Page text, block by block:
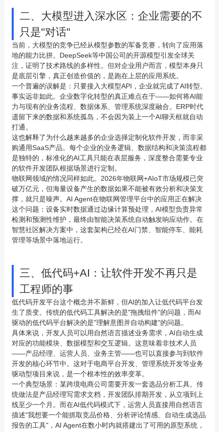
二、大模型进入深水区：企业需要的不
只是"对话"
当前，大模型的竞争已经从模型参数的军备竞赛，转向了应用落
地的能力比拼。DeepSeek等中国公司的开源模型引发全球关
注，证明了技术路线的多样性。但对企业用户而言，模型本身只
是底层引擎，真正创造价值的，是跑在上层的应用系统。
一个普遍的误解是：只要接入大模型API，企业就完成了AI转型。
事实远非如此。企业数字化转型的真正难点在于——如何将AI能
力与现有的业务流程、数据体系、管理系统深度融合。ERP时代
遗留下来的数据和系统孤岛，不会因为装上一个AI聊天框就自动
打通。
这也解释了为什么越来越多的企业选择定制化软件开发，而非采
购通用SaaS产品。每个企业的业务逻辑、数据结构和决策流程都
是独特的，标准化的AI工具只能在表层服务，深度整合需要专业
的软件开发团队根据场景进行定制。
物联网领域的情况同样如此。2026年物联网+AIoT市场规模已突
破万亿元，但海量设备产生的数据如果不能被有效分析和决策支
撑，就只是噪声。AI Agent在物联网管理平台中的应用正在解决
这个问题：设备实时数据通过边缘计算预处理，AI模型负责异常
检测和预测性维护，最终由智能决策系统自动触发响应动作。在
智慧社区解决方案中，这套架构已经在AI门禁、智能停车、能耗
管理等场景中落地运行。
三、低代码+AI：让软件开发不再只是
工程师的事
低代码开发平台这个概念并不新鲜，但AI的加入让低代码平台发
生了质变。传统的低代码工具解决的是"拖拽组件"的问题，而AI
驱动的低代码平台解决的是"理解意图并自动构建"的问题。
具体来说，开发人员可以用自然语言描述业务需求，AI自动生成
对应的功能模块、数据模型和交互逻辑。这意味着非技术人员
——产品经理、运营人员、业务主管——也可以直接参与到软件
开发的核心环节中。这对于电商平台开发、管理系统开发等业务
驱动型项目来说，是一个根本性的效率变革。
一个典型场景：某跨境电商公司需要开发一套选品分析工具。传
统做法是产品经理写需求文档，开发团队排期开发，从立项到上
线至少一个月。而在AI低代码模式下，运营人员直接用自然语言
描述"我想要一个能抓取竞品价格、分析评论情感、自动生成选品
报告的工具"，AI Agent在数小时内就搭建出了可用的原型系统，